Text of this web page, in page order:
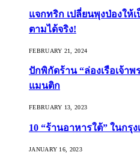
แจกทริก เปลี่ยนพุงป่องให้
ตามได้จริง!
FEBRUARY 21, 2024
ปักพิกัดร้าน “ล่องเรือเจ้า
แมนติก
FEBRUARY 13, 2023
10 “ร้านอาหารใต้” ในกรุ
JANUARY 16, 2023